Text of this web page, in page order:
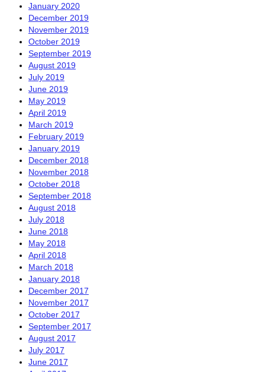
January 2020
December 2019
November 2019
October 2019
September 2019
August 2019
July 2019
June 2019
May 2019
April 2019
March 2019
February 2019
January 2019
December 2018
November 2018
October 2018
September 2018
August 2018
July 2018
June 2018
May 2018
April 2018
March 2018
January 2018
December 2017
November 2017
October 2017
September 2017
August 2017
July 2017
June 2017